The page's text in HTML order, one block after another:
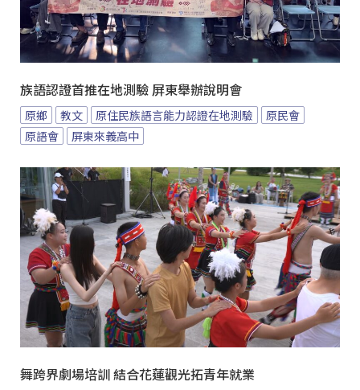
族語認證首推在地測驗 屏東舉辦說明會
原鄉 教文 原住民族語言能力認證在地測驗
原民會
原語會
屏東來義高中
舞跨界劇場培訓 結合花蓮觀光拓青年就業